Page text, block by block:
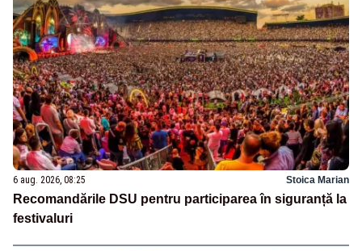
6 aug. 2026, 08:25 Stoica Marian
Recomandările DSU pentru participarea în siguranță la
festivaluri